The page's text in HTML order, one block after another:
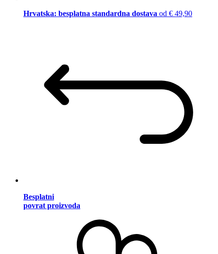
Hrvatska: besplatna standardna dostava od € 49,90
Besplatni
povrat proizvoda